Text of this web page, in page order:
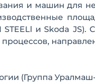
и машин для
и Skoda
(Группа